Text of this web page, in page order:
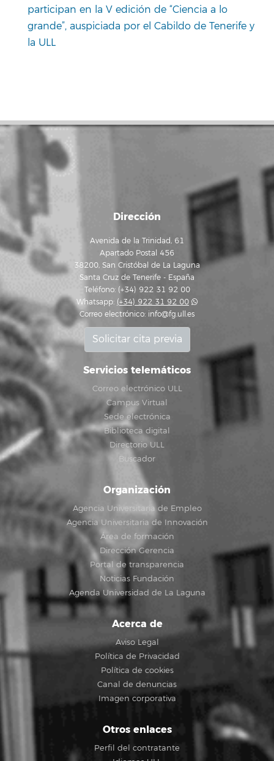
participan en la V edición de “Ciencia a lo
grande”, auspiciada por el Cabildo de Tenerife y
la ULL
Dirección
Avenida de la Trinidad, 61
Apartado Postal 456
38200, San Cristóbal de La Laguna
Santa Cruz de Tenerife - España
Teléfono: (+34) 922 31 92 00
Whatsapp: (+34) 922 31 92 00
Correo electrónico: info@fg.ull.es
Solicitar cita previa
Servicios telemáticos
Correo electrónico ULL
Campus Virtual
Sede electrónica
Biblioteca digital
Directorio ULL
Buscador
Organización
Agencia Universitaria de Empleo
Agencia Universitaria de Innovación
Área de formación
Dirección Gerencia
Portal de transparencia
Noticias Fundación
Agenda Universidad de La Laguna
Acerca de
Aviso Legal
Política de Privacidad
Política de cookies
Canal de denuncias
Imagen corporativa
Otros enlaces
Perfil del contratante